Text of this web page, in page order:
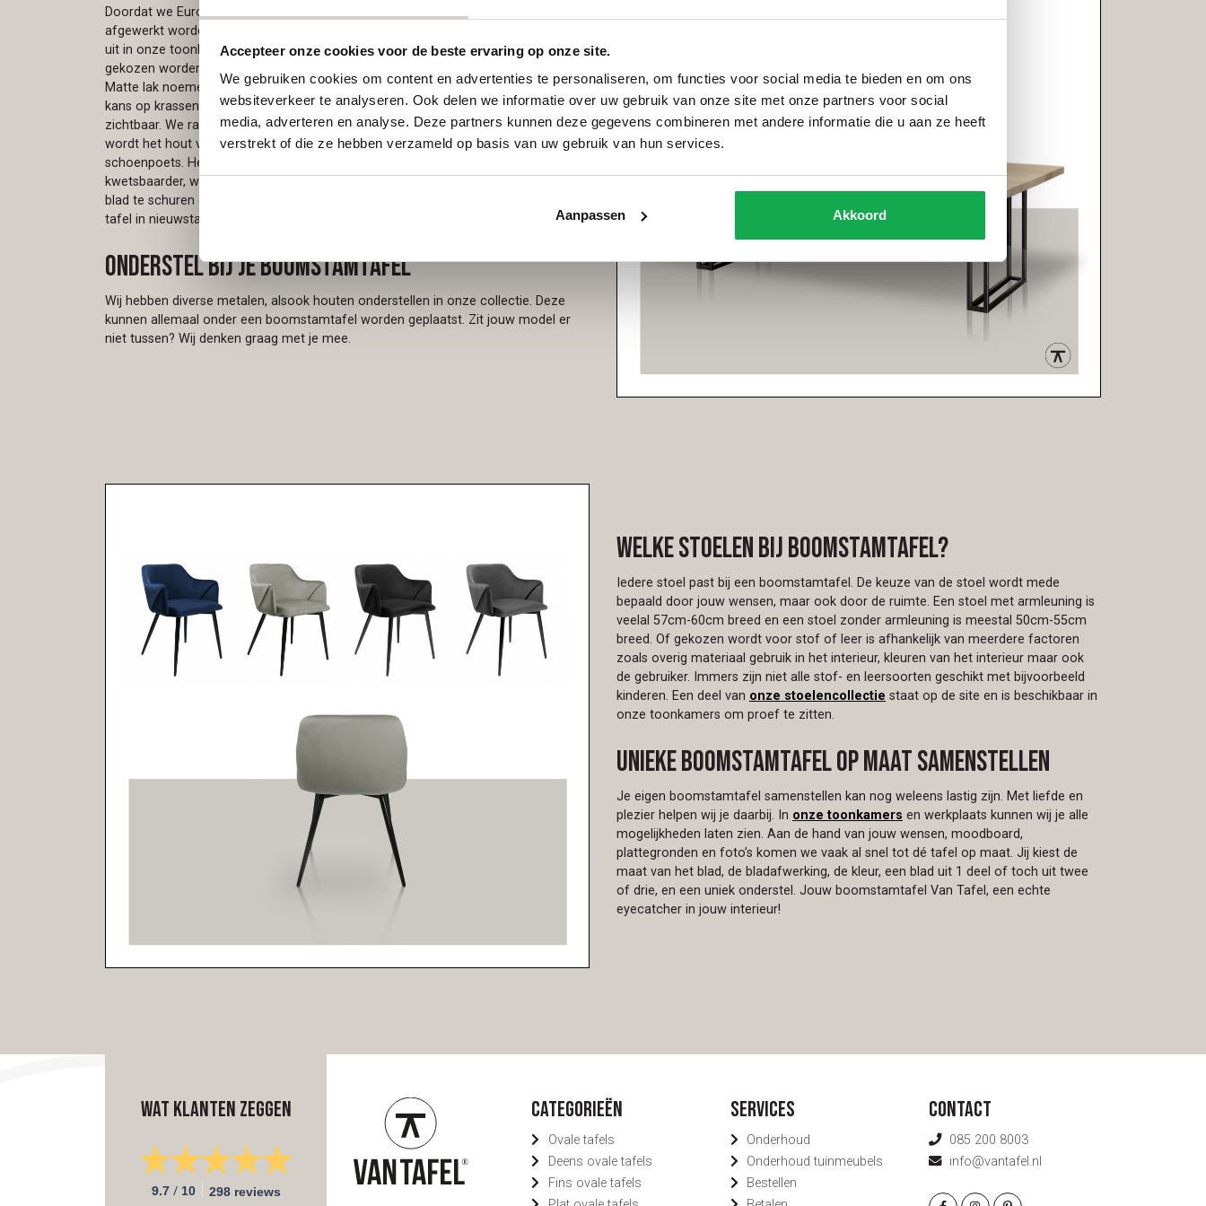
Accepteer onze cookies voor de beste ervaring op onze site.
We gebruiken cookies om content en advertenties te personaliseren, om functies voor social media te bieden en om ons
websiteverkeer te analyseren. Ook delen we informatie over uw gebruik van onze site met onze partners voor social
media, adverteren en analyse. Deze partners kunnen deze gegevens combineren met andere informatie die u aan ze heeft
verstrekt of die ze hebben verzameld op basis van uw gebruik van hun services.
Aanpassen Akkoord
Doordat we Europees Eiken gebruiken voor
afgewerkt worden in ieder gewenste kleur uit onze collectie. We nodigen je graag
uit in onze toonkamers om zelf het verschil te ervaren, want die is er echt! Er kan
gekozen worden voor mat lak of olie. Beiden hebben hun eigen voor – en nadelen.
Matte lak noemen we een gesloten systeem, hier is de kans op vlekken gering. De
kans op krassen is bij lak groter, bij een donkere afwerking zijn deze sneller
zichtbaar. We raden dan ook aan om een donkere kleur te borstelen. Met olie
wordt het hout verzadigd. Het oliesysteem is een open systeem, zoals
schoenpoets. Het beschermt de toplaag , maar is de olie weg is het blad
kwetsbaarder, waardoor er wat gemakkelijker vlekken kunnen ontstaan. Door het
blad te schuren en opnieuw in de olie te zetten voorkom je vlekken en houdt je de
tafel in nieuwstaat.
Onderstel bij je boomstamtafel
Wij hebben diverse metalen, alsook houten onderstellen in onze collectie. Deze
kunnen allemaal onder een boomstamtafel worden geplaatst. Zit jouw model er
niet tussen? Wij denken graag met je mee.
Welke stoelen bij boomstamtafel?
Iedere stoel past bij een boomstamtafel. De keuze van de stoel wordt mede
bepaald door jouw wensen, maar ook door de ruimte. Een stoel met armleuning is
veelal 57cm-60cm breed en een stoel zonder armleuning is meestal 50cm-55cm
breed. Of gekozen wordt voor stof of leer is afhankelijk van meerdere factoren
zoals overig materiaal gebruik in het interieur, kleuren van het interieur maar ook
de gebruiker. Immers zijn niet alle stof- en leersoorten geschikt met bijvoorbeeld
kinderen. Een deel van onze stoelencollectie staat op de site en is beschikbaar in
onze toonkamers om proef te zitten.
Unieke boomstamtafel op maat samenstellen
Je eigen boomstamtafel samenstellen kan nog weleens lastig zijn. Met liefde en
plezier helpen wij je daarbij. In onze toonkamers en werkplaats kunnen wij je alle
mogelijkheden laten zien. Aan de hand van jouw wensen, moodboard,
plattegronden en foto’s komen we vaak al snel tot dé tafel op maat. Jij kiest de
maat van het blad, de bladafwerking, de kleur, een blad uit 1 deel of toch uit twee
of drie, en een uniek onderstel. Jouw boomstamtafel Van Tafel, een echte
eyecatcher in jouw interieur!
Wat klanten zeggen
9.7 / 10 298 reviews
Categorieën
Ovale tafels
Deens ovale tafels
Fins ovale tafels
Services
Onderhoud
Onderhoud tuinmeubels
Bestellen
Contact
085 200 8003
info@vantafel.nl